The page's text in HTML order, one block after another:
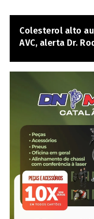
Colesterol alto
AVC, alerta Dr.